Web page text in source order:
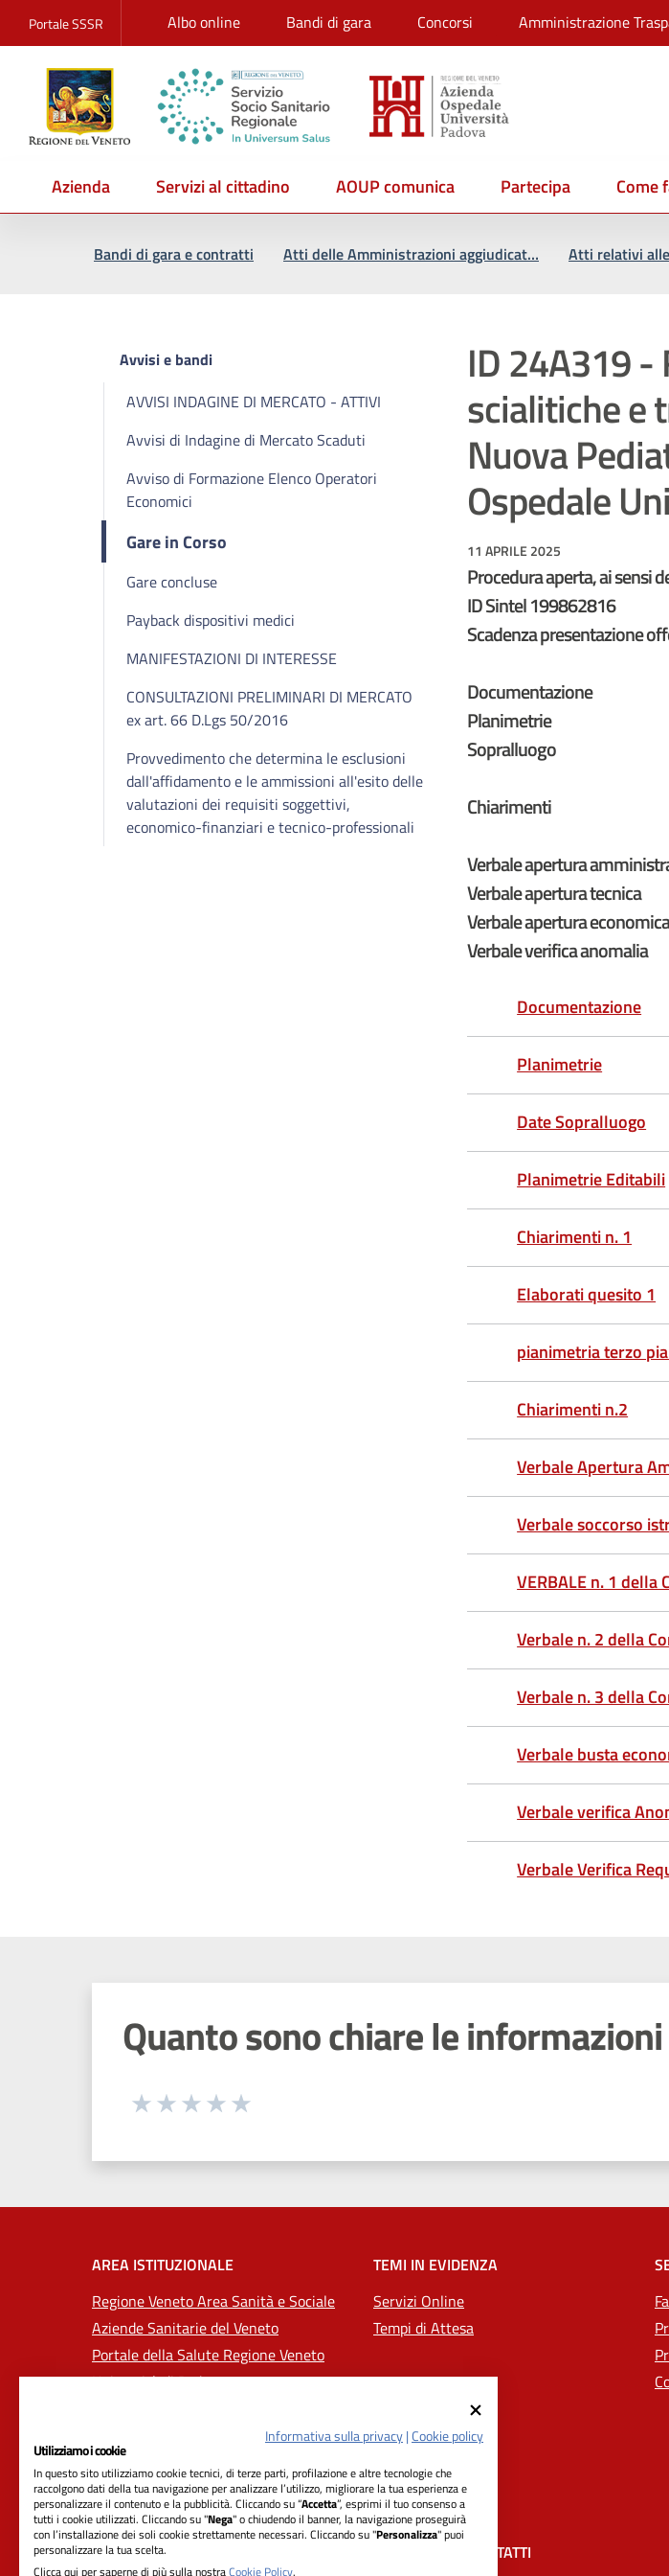
Portale SSSR Albo online Bandi di gara Concorsi Amministrazione
Azienda Servizi al cittadino AOUP comunica Partecipa Come
Bandi di gara e contratti Atti delle Amministrazioni aggiudicat… Atti relativi
Avvisi e bandi
AVVISI INDAGINE DI MERCATO - ATTIVI
Avvisi di Indagine di Mercato Scaduti
Avviso di Formazione Elenco Operatori
Economici
Gare in Corso
Gare concluse
Payback dispositivi medici
MANIFESTAZIONI DI INTERESSE
CONSULTAZIONI PRELIMINARI DI MERCATO
ex art. 66 D.Lgs 50/2016
Provvedimento che determina le esclusioni
dall'affidamento e le ammissioni all'esito delle
valutazioni dei requisiti soggettivi,
economico-finanziari e tecnico-professionali
ID 24A319
scialitiche e
Nuova
Ospedale
11 APRILE 2025
Procedura aperta, ai sensi
ID Sintel 199862816
Scadenza presentazione
Documentazione
Planimetrie
Sopralluogo
Chiarimenti
Verbale apertura
Verbale apertura tecnica
Verbale apertura economica
Verbale verifica anomalia
Documentazione
Planimetrie
Date Sopralluogo
Planimetrie Editabili
Chiarimenti n. 1
Elaborati quesito 1
pianimetria terzo
Chiarimenti n.2
Verbale Apertura
Verbale soccorso
VERBALE n. 1 della
Verbale n. 2 della
Verbale n. 3 della
Verbale busta
Verbale verifica
Verbale Verifica
Quanto sono chiare le
Seleziona una valutazione da 1 a 5 stelle
AREA ISTITUZIONALE
Regione Veneto Area Sanità e Sociale
Aziende Sanitarie del Veneto
Portale della Salute Regione Veneto
Università di Padova
TEMI IN EVIDENZA
Servizi Online
Tempi di Attesa
RIFERIMENTI CONTATTI
Informativa sulla privacy|Cookie policy
Utilizziamo i cookie
In questo sito utilizziamo cookie tecnici, di terze parti, profilazione e altre tecnologie che
raccolgono dati della tua navigazione per analizzare l’utilizzo, migliorare la tua esperienza e
personalizzare il contenuto e la pubblicità. Cliccando su “Accetta”, esprimi il tuo consenso a
tutti i cookie utilizzati. Cliccando su "Nega" o chiudendo il banner, la navigazione proseguirà
con l’installazione dei soli cookie strettamente necessari. Cliccando su "Personalizza" puoi
personalizzare la tua scelta.
Clicca qui per saperne di più sulla nostraCookie Policy.